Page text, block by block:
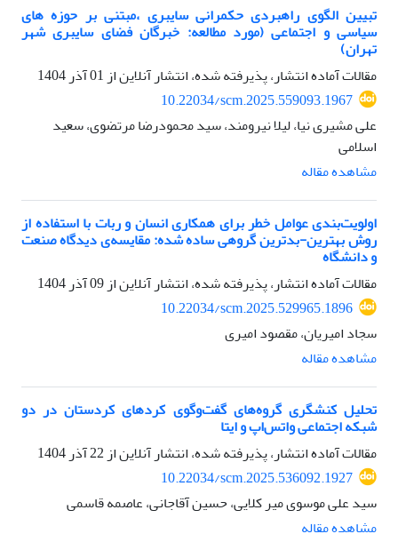
تبیین الگوی راهبردی حکمرانی سایبری ،مبتنی بر حوزه های
سیاسی و اجتماعی (مورد مطالعه: خبرگان فضای سایبری شهر
تهران)
مقالات آماده انتشار، پذیرفته شده، انتشار آنلاین از 01 آذر 1404
10.22034/scm.2025.559093.1967
علی مشیری نیا، لیلا نیرومند، سید محمودرضا مرتضوی، سعید
اسلامی
مشاهده مقاله
اولویت‌بندی عوامل خطر برای همکاری انسان و ربات با استفاده از
روش بهترین-بدترین گروهی ساده شده: مقایسه‌ی دیدگاه صنعت
و دانشگاه
مقالات آماده انتشار، پذیرفته شده، انتشار آنلاین از 09 آذر 1404
10.22034/scm.2025.529965.1896
سجاد امیریان، مقصود امیری
مشاهده مقاله
تحلیل کنشگری گروه‌های گفت‌وگوی کردهای کردستان در دو
شبکه اجتماعی واتس‌اپ و ایتا
مقالات آماده انتشار، پذیرفته شده، انتشار آنلاین از 22 آذر 1404
10.22034/scm.2025.536092.1927
سید علی موسوی میر کلایی، حسین آقاجانی، عاصمه قاسمی
مشاهده مقاله